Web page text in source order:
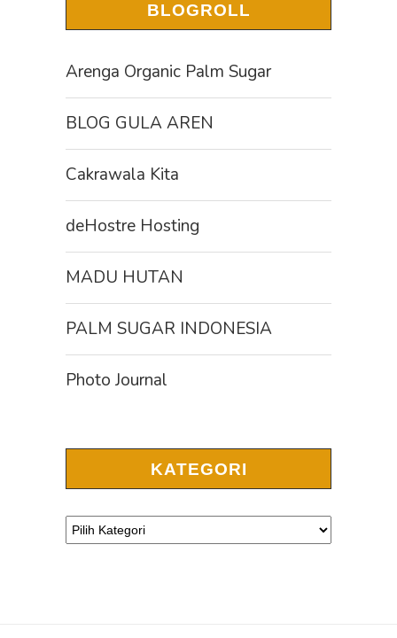
BLOGROLL
Arenga Organic Palm Sugar
BLOG GULA AREN
Cakrawala Kita
deHostre Hosting
MADU HUTAN
PALM SUGAR INDONESIA
Photo Journal
KATEGORI